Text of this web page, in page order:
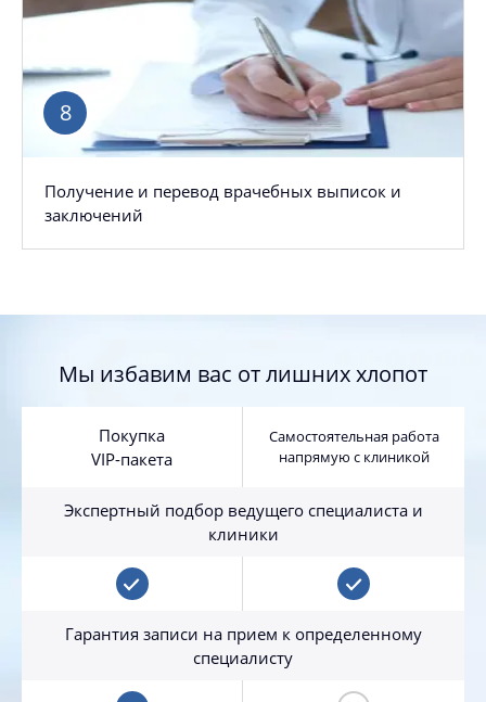
Получение и перевод врачебных выписок и
заключений
Мы избавим вас от лишних хлопот
Покупка
VIP-пакета
Самостоятельная работа
напрямую с клиникой
Экспертный подбор ведущего специалиста и
клиники
Гарантия записи на прием к определенному
специалисту